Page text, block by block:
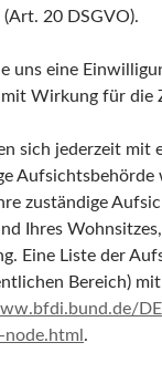
(Art. 20 DSGVO).
uns eine
mit Wirkung für die
sich jederzeit mit
Aufsichtsbehörde
zuständige
Ihres
Eine Liste der
Bereich)
.